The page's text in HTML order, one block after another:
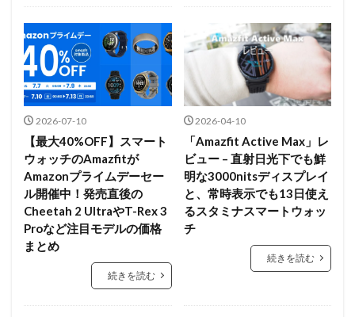
2026-07-10
【最大40%OFF】スマート
ウォッチのAmazfitが
Amazonプライムデーセー
ル開催中！発売直後の
Cheetah 2 UltraやT-Rex 3
Proなど注目モデルの価格
まとめ
続きを読む
2026-04-10
「Amazfit Active Max」レ
ビュー – 直射日光下でも鮮
明な3000nitsディスプレイ
と、常時表示でも13日使え
るスタミナスマートウォッ
チ
続きを読む